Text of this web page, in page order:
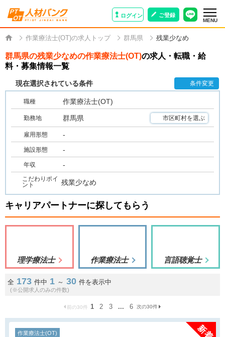
ログイン ご登録
MENU
作業療法士(OT)の求人トップ 群馬県 残業少なめ
群馬県の残業少なめの作業療法士(OT)の求人・転職・給
料・募集情報一覧
現在選択されている条件 条件変更
職種 作業療法士(OT)
勤務地 群馬県 市区町村を選ぶ
雇用形態 -
施設形態 -
年収 -
こだわりポイ
ント
残業少なめ
キャリアパートナーに探してもらう
理学療法士 作業療法士 言語聴覚士
全 173 件中 1 ～ 30 件を表示中
(※公開求人のみの件数)
前の30件 1 2 3 ... 6 次の30件
作業療法士(OT)